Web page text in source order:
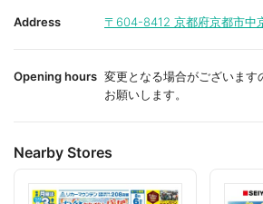
i
t
Address 〒604-8412 京都府京都市中
Opening hours 変更となる場合がございます
お願いします。
Nearby Stores